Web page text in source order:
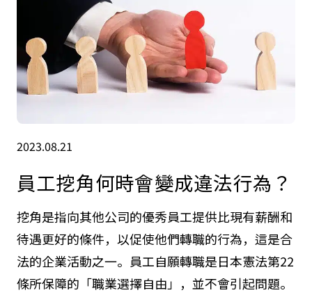
2023.08.21
員工挖角何時會變成違法行為？
挖角是指向其他公司的優秀員工提供比現有薪酬和
待遇更好的條件，以促使他們轉職的行為，這是合
法的企業活動之一。員工自願轉職是日本憲法第22
條所保障的「職業選擇自由」，並不會引起問題。